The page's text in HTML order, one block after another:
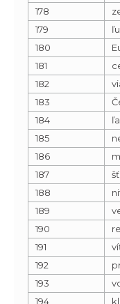
178
179
180
181
182
183
184
185
186
187
188
189
190
191
192
193
194